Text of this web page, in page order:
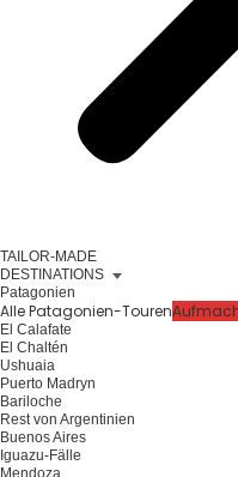
TAILOR-MADE
DESTINATIONS
Patagonien
Alle Patagonien-Touren
El Calafate
El Chaltén
Ushuaia
Puerto Madryn
Bariloche
Rest von Argentinien
Buenos Aires
Iguazu-Fälle
Mendoza